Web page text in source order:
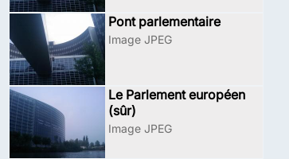
Pont parlementaire
Image JPEG
Le Parlement européen
(sûr)
Image JPEG